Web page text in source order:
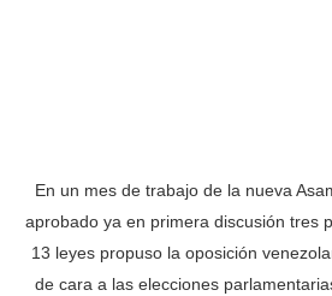
En un mes de trabajo de la nueva
aprobado ya en primera discusión tres
13 leyes propuso la oposición
de cara a las elecciones